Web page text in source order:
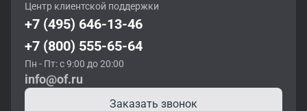
Центр клиентской поддержки
+7 (495) 646-13-46
+7 (800) 555-65-64
Пн - Пт: с 9:00 до 20:00
info@of.ru
Заказать звонок